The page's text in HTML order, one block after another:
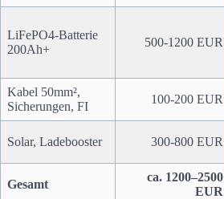
LiFePO4-Batterie
200Ah+
500-1200 EUR
Kabel 50mm²,
Sicherungen, FI
100-200 EUR
Solar, Ladebooster 300-800 EUR
Gesamt
ca. 1200–2500
EUR